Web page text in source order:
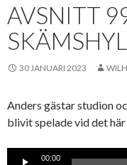
AVSNITT
30 JANUARI 2023
Anders gästar studion
blivit spelade vid det
Ljudspelare
00:00